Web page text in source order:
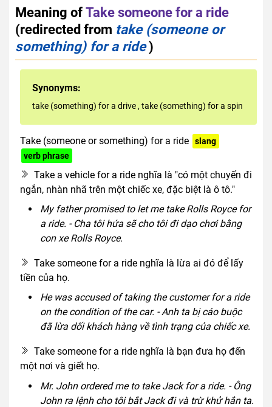
Meaning ofTake someone for a ride
(redirected from take (someone or
something) for a ride)
Synonyms:
take (something) for a drive , take (something) for a spin
Take (someone or something) for a ride
slang
verb phrase
Take a vehicle for a ride nghĩa là "có một chuyến đi
ngắn, nhàn nhã trên một chiếc xe, đặc biệt là ô tô."
My father promised to let me take Rolls Royce for
a ride. - Cha tôi hứa sẽ cho tôi đi dạo chơi bằng
con xe Rolls Royce.
Take someone for a ride nghĩa là lừa ai đó để lấy
tiền của họ.
He was accused of taking the customer for a ride
on the condition of the car. - Anh ta bị cáo buộc
đã lừa dối khách hàng về tình trạng của chiếc xe.
Take someone for a ride nghĩa là bạn đưa họ đến
một nơi và giết họ.
Mr. John ordered me to take Jack for a ride. - Ông
John ra lệnh cho tôi bắt Jack đi và trừ khử hắn ta.